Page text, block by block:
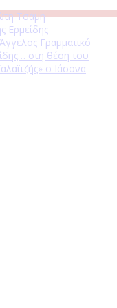
Τσάμη
Ερμείδης
Γραμματικό
στη θέση του
ο Ιάσονα